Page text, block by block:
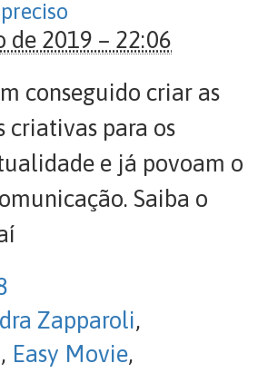
de 2019 – 22:06
conseguido criar as
criativas para os
e já povoam o
Saiba o
Zapparoli,
, Easy Movie,